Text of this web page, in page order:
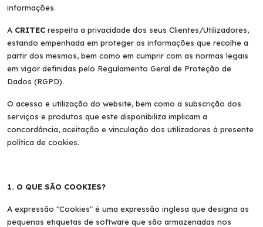
informações.
A CRITEC respeita a privacidade dos seus Clientes/Utilizadores,
estando empenhada em proteger as informações que recolhe a
partir dos mesmos, bem como em cumprir com as normas legais
em vigor definidas pelo Regulamento Geral de Proteção de
Dados (RGPD).
O acesso e utilização do website, bem como a subscrição dos
serviços e produtos que este disponibiliza implicam a
concordância, aceitação e vinculação dos utilizadores à presente
política de cookies.
1. O QUE SÃO COOKIES?
A expressão "Cookies" é uma expressão inglesa que designa as
pequenas etiquetas de software que são armazenadas nos